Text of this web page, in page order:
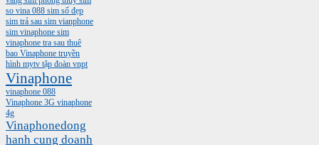
so vina 088 sim số đẹp
sim trả sau sim vianphone
sim vinaphone sim
vinaphone tra sau thuê
bao Vinaphone truyền
hình mytv tập đoàn vnpt
Vinaphone
vinaphone 088
Vinaphone 3G vinaphone
4g
Vinaphonedong
hanh cung doanh